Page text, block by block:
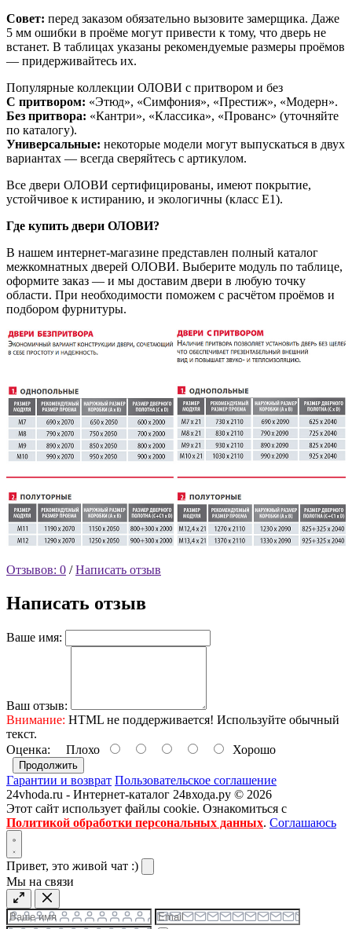
Совет: перед заказом обязательно вызовите замерщика. Даже
5 мм ошибки в проёме могут привести к тому, что дверь не
встанет. В таблицах указаны рекомендуемые размеры проёмов
— придерживайтесь их.
Популярные коллекции ОЛОВИ с притвором и без
С притвором: «Этюд», «Симфония», «Престиж», «Модерн».
Без притвора: «Кантри», «Классика», «Прованс» (уточняйте
по каталогу).
Универсальные: некоторые модели могут выпускаться в двух
вариантах — всегда сверяйтесь с артикулом.
Все двери ОЛОВИ сертифицированы, имеют покрытие,
устойчивое к истиранию, и экологичны (класс Е1).
Где купить двери ОЛОВИ?
В нашем интернет-магазине представлен полный каталог
межкомнатных дверей ОЛОВИ. Выберите модуль по таблице,
оформите заказ — и мы доставим двери в любую точку
области. При необходимости поможем с расчётом проёмов и
подбором фурнитуры.
Отзывов: 0 /Написать отзыв
Написать отзыв
Ваше имя:
Ваш отзыв:
Внимание: HTML не поддерживается! Используйте обычный
текст.
Оценка: Плохо Хорошо
Продолжить
Гарантии и возврат Пользовательское соглашение
24vhoda.ru - Интернет-каталог 24входа.ру © 2026
Этот сайт использует файлы cookie. Ознакомиться с
Политикой обработки персональных данных. Соглашаюсь
Привет, это живой чат :)
Мы на связи